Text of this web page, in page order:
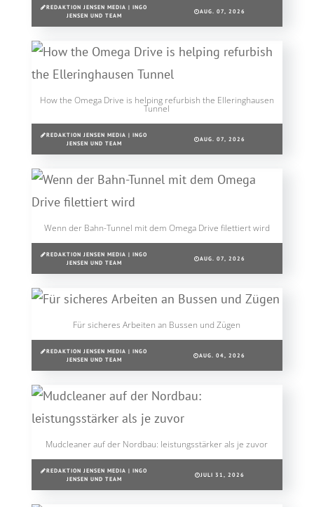
REDAKTION JENSEN MEDIA | INGO
JENSEN UND TEAM
AUG. 07, 2026
How the Omega Drive is helping refurbish the Elleringhausen
Tunnel
REDAKTION JENSEN MEDIA | INGO
JENSEN UND TEAM
AUG. 07, 2026
Wenn der Bahn-Tunnel mit dem Omega Drive filettiert wird
REDAKTION JENSEN MEDIA | INGO
JENSEN UND TEAM
AUG. 07, 2026
Für sicheres Arbeiten an Bussen und Zügen
REDAKTION JENSEN MEDIA | INGO
JENSEN UND TEAM
AUG. 04, 2026
Mudcleaner auf der Nordbau: leistungsstärker als je zuvor
REDAKTION JENSEN MEDIA | INGO
JENSEN UND TEAM
JULI 31, 2026